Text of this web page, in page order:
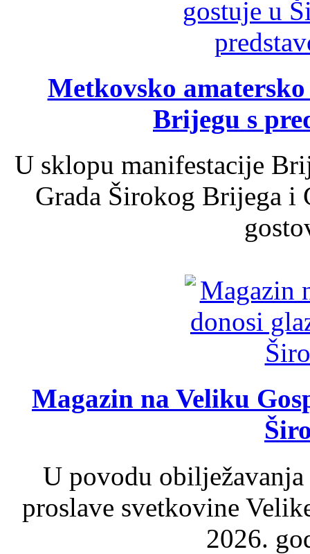
Metkovsko
Brijegu s
U sklopu manifestacije
Grada Širokog Brijega
Magazin na Veliku
U povodu
proslave svetkovine
2026.